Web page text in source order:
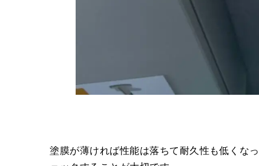
塗膜が薄ければ性能は落ちて耐久性も低くな